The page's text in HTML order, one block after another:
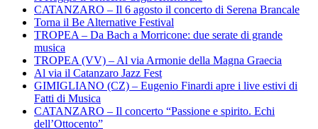
CATANZARO – Il 6 agosto il concerto di Serena Brancale
Torna il Be Alternative Festival
TROPEA – Da Bach a Morricone: due serate di grande
musica
TROPEA (VV) – Al via Armonie della Magna Graecia
Al via il Catanzaro Jazz Fest
GIMIGLIANO (CZ) – Eugenio Finardi apre i live estivi di
Fatti di Musica
CATANZARO – Il concerto “Passione e spirito. Echi
dell’Ottocento”